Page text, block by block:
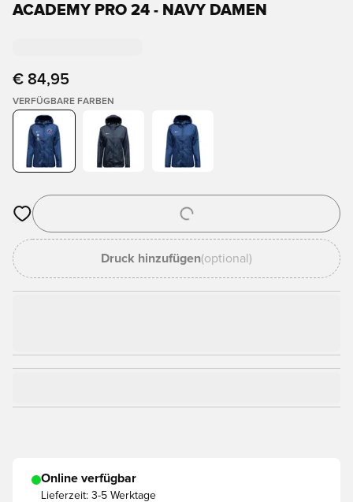
ACADEMY PRO 24 - NAVY DAMEN
€ 84,95
VERFÜGBARE FARBEN
Öffnet ein Fenster zum Anmelden oder Registrieren als
Druck hinzufügen(optional)
Online verfügbar
Lieferzeit: 3-5 Werktage